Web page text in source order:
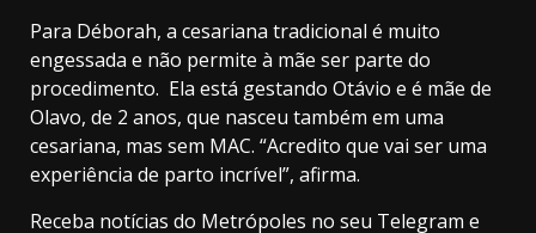
Para Déborah, a cesariana tradicional é muito
engessada e não permite à mãe ser parte do
procedimento. Ela está gestando Otávio e é mãe de
Olavo, de 2 anos, que nasceu também em uma
cesariana, mas sem MAC. “Acredito que vai ser uma
experiência de parto incrível”, afirma.
Receba notícias do Metrópoles no seu Telegram e